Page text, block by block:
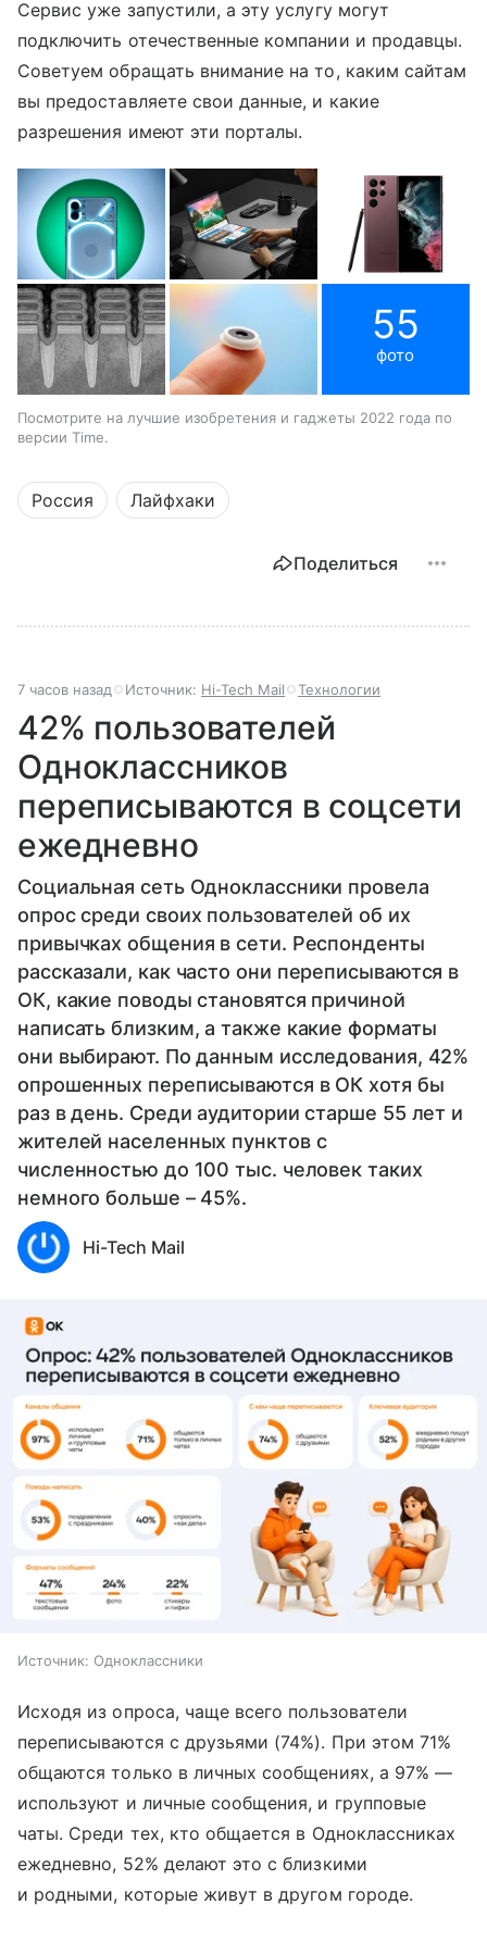
Сервис уже запустили, а эту услугу могут
подключить отечественные компании и продавцы.
Советуем обращать внимание на то, каким сайтам
вы предоставляете свои данные, и какие
разрешения имеют эти порталы.
55
фото
Посмотрите на лучшие изобретения и гаджеты 2022 года по
версии Time.
Россия Лайфхаки
Поделиться
7 часов назад Источник: Hi-Tech Mail Технологии
42% пользователей
Одноклассников
переписываются в соцсети
ежедневно
Социальная сеть Одноклассники провела
опрос среди своих пользователей об их
привычках общения в сети. Респонденты
рассказали, как часто они переписываются в
ОК, какие поводы становятся причиной
написать близким, а также какие форматы
они выбирают. По данным исследования, 42%
опрошенных переписываются в ОК хотя бы
раз в день. Среди аудитории старше 55 лет и
жителей населенных пунктов с
численностью до 100 тыс. человек таких
немного больше – 45%.
Hi-Tech Mail
Источник: Одноклассники
Исходя из опроса, чаще всего пользователи
переписываются с друзьями (74%). При этом 71%
общаются только в личных сообщениях, а 97% —
используют и личные сообщения, и групповые
чаты. Среди тех, кто общается в Одноклассниках
ежедневно, 52% делают это с близкими
и родными, которые живут в другом городе.